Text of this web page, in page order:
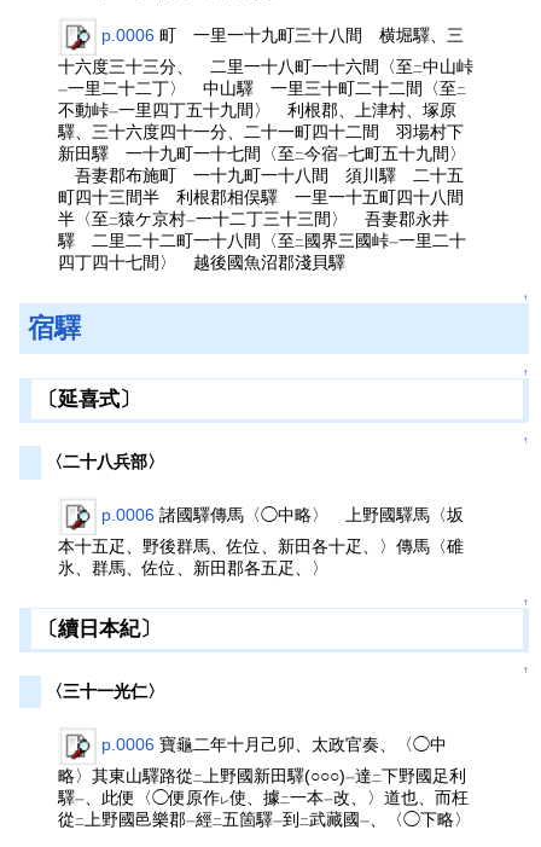
p.0006 町 一里一十九町三十八間 横堀驛、三
十六度三十三分、 二里一十八町一十六間〈至二中山峠
一一里二十二丁〉 中山驛 一里三十町二十二間〈至二
不動峠一一里四丁五十九間〉 利根郡、上津村、塚原
驛、三十六度四十一分、二十一町四十二間 羽場村下
新田驛 一十九町一十七間〈至二今宿一七町五十九間〉
吾妻郡布施町 一十九町一十八間 須川驛 二十五
町四十三間半 利根郡相俣驛 一里一十五町四十八間
半〈至二猿ケ京村一一十二丁三十三間〉 吾妻郡永井
驛 二里二十二町一十八間〈至二國界三國峠一一里二十
四丁四十七間〉 越後國魚沼郡淺貝驛
↑
宿驛
↑
〔延喜式〕
↑
〈二十八兵部〉
p.0006 諸國驛傳馬〈◯中略〉 上野國驛馬〈坂
本十五疋、野後群馬、佐位、新田各十疋、〉傳馬〈碓
氷、群馬、佐位、新田郡各五疋、〉
↑
〔續日本紀〕
↑
〈三十一光仁〉
p.0006 寶龜二年十月己卯、太政官奏、〈◯中
略〉其東山驛路從二 上野國新田驛(○○○)一達二下野國足利
驛一 、此便〈◯便原作レ使、據二一本一改、〉道也、而枉
從二 上野國邑樂郡一經二五箇驛一到 二武藏國一 、〈◯下略〉